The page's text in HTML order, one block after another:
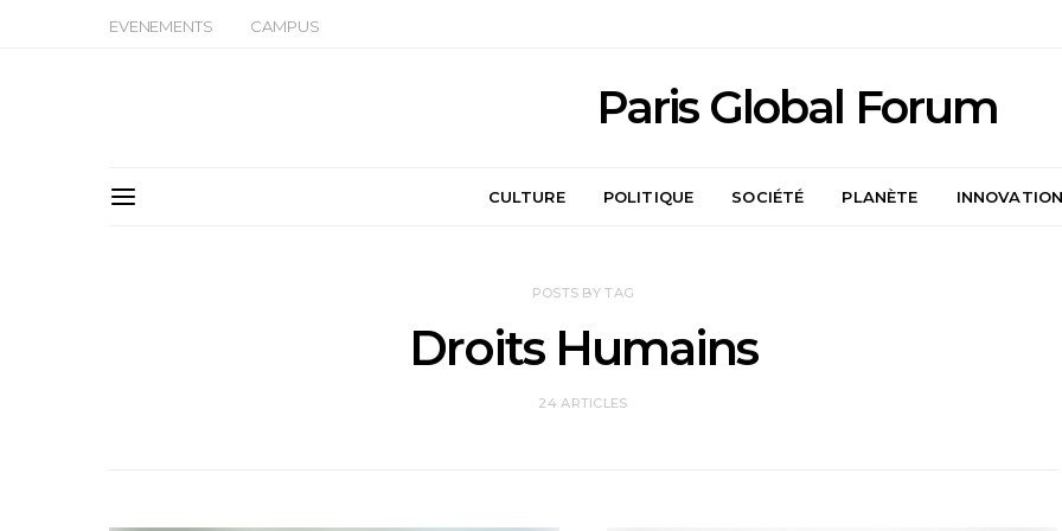
EVENEMENTS CAMPUS
Paris Global Forum
CULTURE POLITIQUE SOCIÉTÉ PLANÈTE
POSTS BY TAG
Droits Humains
24 ARTICLES